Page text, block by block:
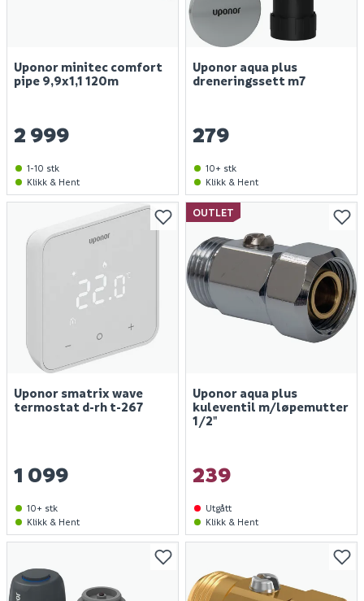
Uponor minitec comfort
pipe 9,9x1,1 120m
2 999
1-10 stk
Klikk & Hent
Uponor aqua plus
dreneringssett m7
279
10+ stk
Klikk & Hent
Uponor smatrix wave
termostat d-rh t-267
1 099
10+ stk
Klikk & Hent
OUTLET
Uponor aqua plus
kuleventil m/løpemutter
1/2"
239
Utgått
Klikk & Hent